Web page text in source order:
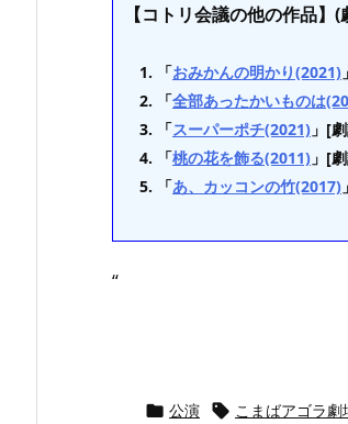
【コトリ会議の他の作品】
「おみかんの明かり(2021)
「全部あったかいものは
「スーパーポチ(2021) 」[
「桃の花を飾る(2011) 」[
「あ、カッコンの竹(2017)
“
 公演  こまばアゴラ劇